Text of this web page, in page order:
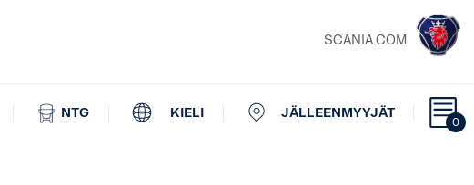
SCANIA.COM
0
NTG KIELI JÄLLEENMYYJÄT